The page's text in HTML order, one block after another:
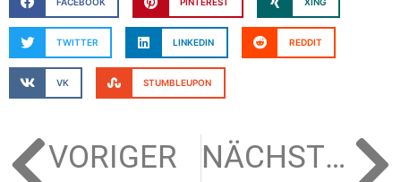
TWITTER LINKEDIN REDDIT
VK STUMBLEUPON
VORIGER NÄCHSTER